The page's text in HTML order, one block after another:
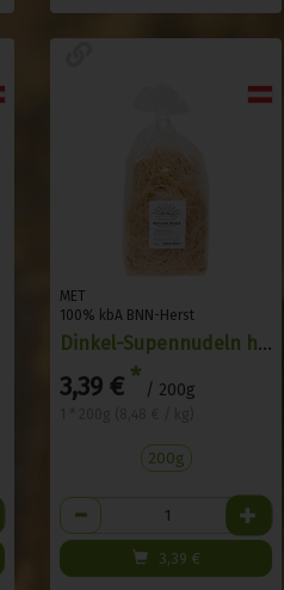
MET
100% kbA BNN-Herst
Dinkel-Supennudeln hell
3,39 € * / 200g
200g
Anzahl
3,39 €